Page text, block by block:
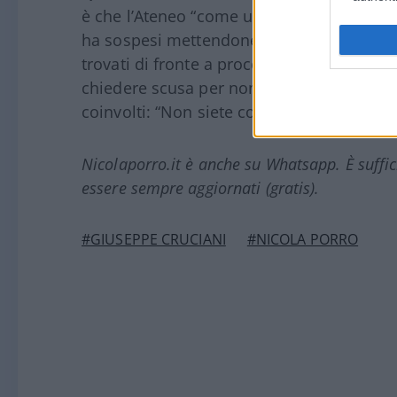
è che l’Ateneo “come una specie di
ha sospesi mettendone a rischio la
trovati di fronte a processi stalinisti e di
chiedere scusa per non passare guai”.
coinvolti: “Non siete colpevoli. Non siete
Nicolaporro.it è anche su Whatsapp. È
essere sempre aggiornati (gratis).
#GIUSEPPE CRUCIANI #NICOLA PORRO